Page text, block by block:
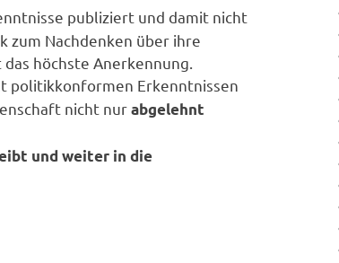
publiziert und damit nicht
zum Nachdenken über ihre
höchste Anerkennung.
politikkonformen Erkenntnissen
nicht nurabgelehnt
und weiter in die